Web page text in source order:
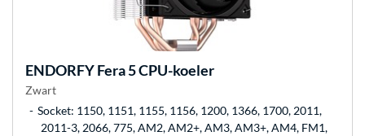
ENDORFYFera 5 CPU-koeler
Zwart
Socket: 1150, 1151, 1155, 1156, 1200, 1366, 1700, 2011,
2011-3, 2066, 775, AM2, AM2+, AM3, AM3+, AM4, FM1,